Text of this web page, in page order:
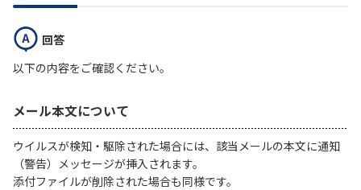
お問い合わせ
履歴・お気に入り
お知らせ
回答
以下の内容をご確認ください。
メール本文について
ウイルスが検知・駆除された場合には、該当メールの本文に通知
（警告）メッセージが挿入されます。
添付ファイルが削除された場合も同様です。